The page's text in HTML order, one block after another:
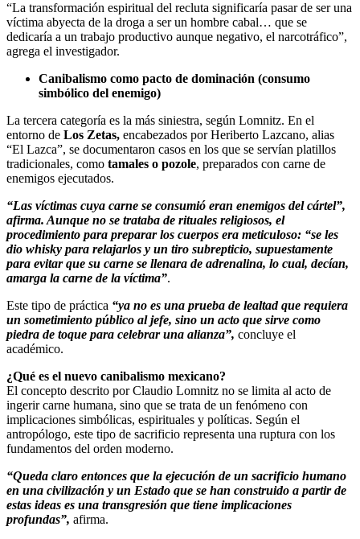
“La transformación espiritual del recluta significaría pasar de ser una
víctima abyecta de la droga a ser un hombre cabal… que se
dedicaría a un trabajo productivo aunque negativo, el narcotráfico”,
agrega el investigador.
Canibalismo como pacto de dominación (consumo
simbólico del enemigo)
La tercera categoría es la más siniestra, según Lomnitz. En el
entorno de Los Zetas, encabezados por Heriberto Lazcano, alias
“El Lazca”, se documentaron casos en los que se servían platillos
tradicionales, como tamales o pozole, preparados con carne de
enemigos ejecutados.
“Las víctimas cuya carne se consumió eran enemigos del cártel”,
afirma. Aunque no se trataba de rituales religiosos, el
procedimiento para preparar los cuerpos era meticuloso: “se les
dio whisky para relajarlos y un tiro subrepticio, supuestamente
para evitar que su carne se llenara de adrenalina, lo cual, decían,
amarga la carne de la víctima”.
Este tipo de práctica “ya no es una prueba de lealtad que requiera
un sometimiento público al jefe, sino un acto que sirve como
piedra de toque para celebrar una alianza”, concluye el
académico.
¿Qué es el nuevo canibalismo mexicano?
El concepto descrito por Claudio Lomnitz no se limita al acto de
ingerir carne humana, sino que se trata de un fenómeno con
implicaciones simbólicas, espirituales y políticas. Según el
antropólogo, este tipo de sacrificio representa una ruptura con los
fundamentos del orden moderno.
“Queda claro entonces que la ejecución de un sacrificio humano
en una civilización y un Estado que se han construido a partir de
estas ideas es una transgresión que tiene implicaciones
profundas”, afirma.